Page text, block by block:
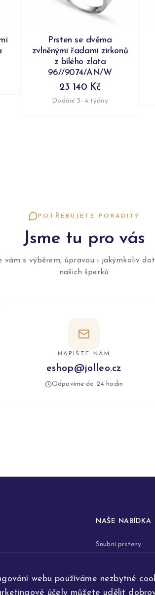
webu používáme nezbytné
účely můžete udělit
Prsten se dvěma
zvlněnými řadami zirkonů
z bílého zlata
96//9074/AN/W
23 140 Kč
Dodání 3–4 týdny
POTŘEBUJETE PORADIT?
Jsme tu pro vás
vám s výběrem, úpravou i jakýmkoliv
našich šperků
NAPIŠTE NÁM
eshop@jolleo.cz
Odpovíme do 24 hodin
NAŠE NABÍDKA
Snubní prsteny
Šperky